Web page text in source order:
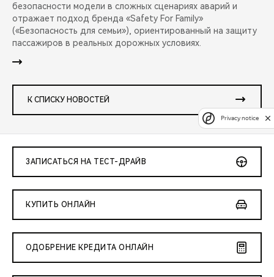
безопасности модели в сложных сценариях аварий и
отражает подход бренда «Safety For Family»
(«Безопасность для семьи»), ориентированный на защиту
пассажиров в реальных дорожных условиях.
К СПИСКУ НОВОСТЕЙ
ЗАПИСАТЬСЯ НА ТЕСТ-ДРАЙВ
КУПИТЬ ОНЛАЙН
ОДОБРЕНИЕ КРЕДИТА ОНЛАЙН
Privacy notice